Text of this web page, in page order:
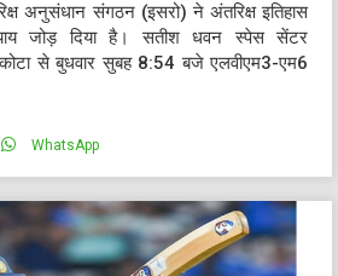
अनुसंधान संगठन (इसरो) ने अंतरिक्ष इतिहास
जोड़ दिया है। सतीश धवन स्पेस सेंटर
से बुधवार सुबह 8:54 बजे एलवीएम3-एम6
WhatsApp